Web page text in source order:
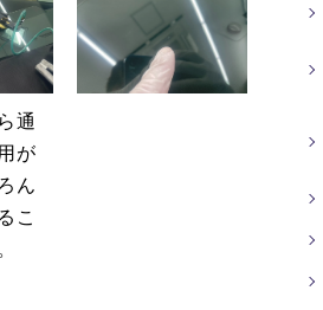
通
が
ん
こ